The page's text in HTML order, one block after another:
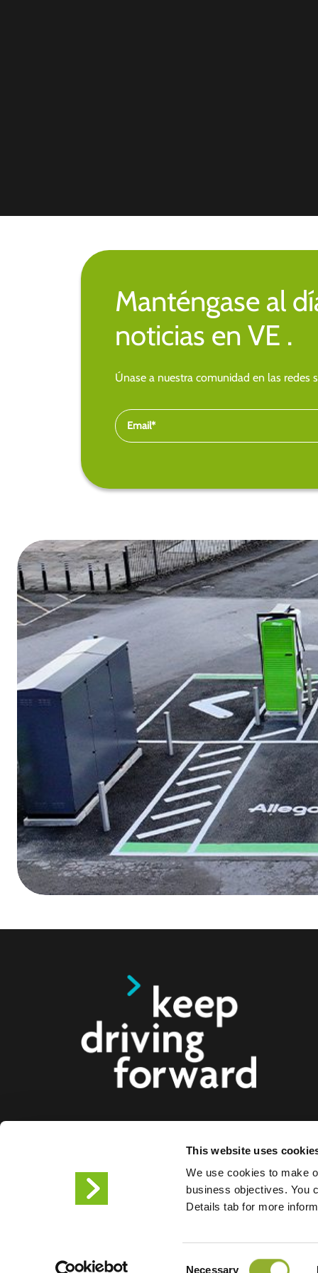
This website uses
We use cookies to make
business objectives. You
Details tab for more
Necessary
Manténgase al
noticias en VE .
Únase a nuestra comunidad en las redes
motocicletas, autobuses y camiones para
ciudades. Nuestras soluciones de carga
empresas y ciudades el suministro de la
los conductores de VE , mientras que la
Condiciones de uso